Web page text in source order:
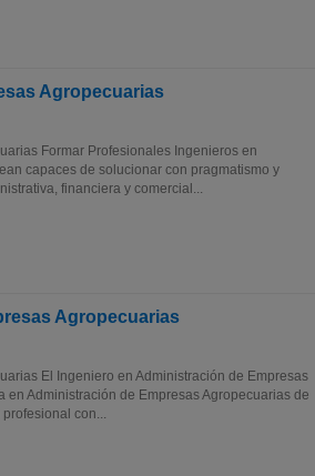
Agropecuarias
Formar Profesionales Ingenieros en
capaces de solucionar con pragmatismo y
financiera y comercial...
Agropecuarias
El Ingeniero en Administración de Empresas
Administración de Empresas Agropecuarias de
con...